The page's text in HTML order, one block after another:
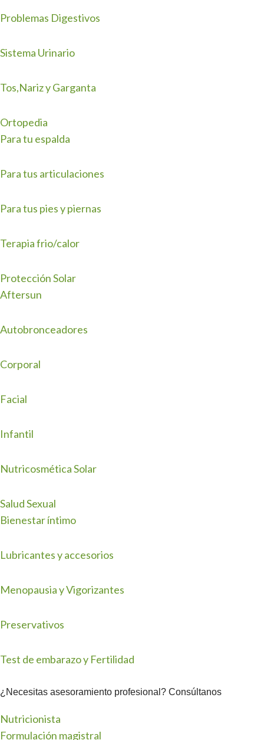
Problemas Digestivos
Sistema Urinario
Tos,Nariz y Garganta
Ortopedia
Para tu espalda
Para tus articulaciones
Para tus pies y piernas
Terapia frio/calor
Protección Solar
Aftersun
Autobronceadores
Corporal
Facial
Infantil
Nutricosmética Solar
Salud Sexual
Bienestar íntimo
Lubricantes y accesorios
Menopausia y Vigorizantes
Preservativos
Test de embarazo y Fertilidad
¿Necesitas asesoramiento profesional? Consúltanos
Nutricionista
Formulación magistral